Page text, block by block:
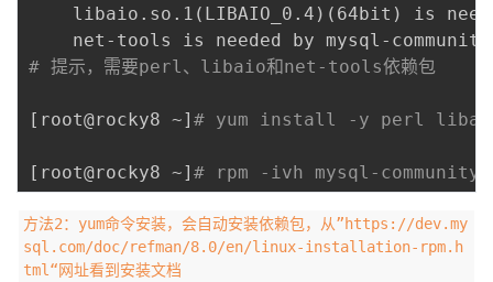
	libaio.so.1
( LIBAIO_0.4 ) ( 64bit ) is
# 提示，需要perl、libaio和net-tools依赖包
[ root@rocky8 ~] # yum install -y perl
[ root@rocky8 ~] # rpm -ivh mysql-
方法2：yum命令安装，会自动安装依赖包，从”https://dev.my
sql.com/doc/refman/8.0/en/linux-installation-rpm.h
tml“网址看到安装文档